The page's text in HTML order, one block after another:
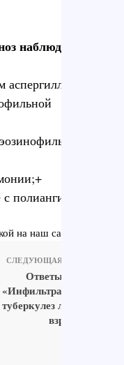
наблюдается
полиангиитом.
на наш сайт
СЛЕДУЮЩАЯ ЗАПИСЬ
Ответы на тест
«Инфильтративный
туберкулез легких у
взрослых»